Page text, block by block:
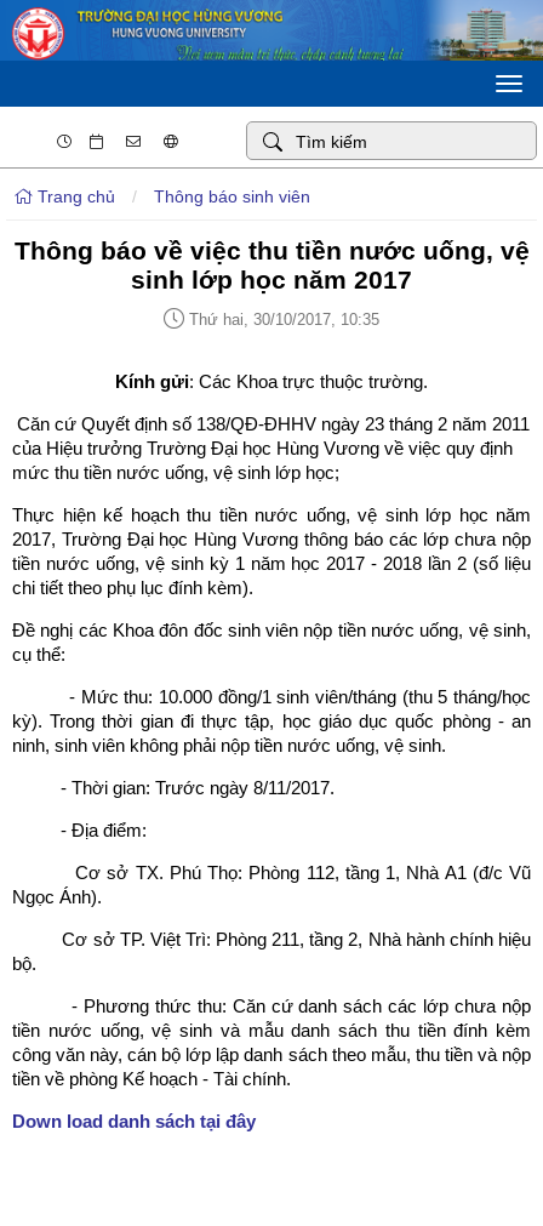
Trang chủ / Thông báo sinh viên
Thông báo về việc thu tiền nước uống, vệ
sinh lớp học năm 2017
Thứ hai, 30/10/2017, 10:35
Kính gửi: Các Khoa trực thuộc trường.
Căn cứ Quyết định số 138/QĐ-ĐHHV ngày 23 tháng 2 năm 2011
của Hiệu trưởng Trường Đại học Hùng Vương về việc quy định
mức thu tiền nước uống, vệ sinh lớp học;
Thực hiện kế hoạch thu tiền nước uống, vệ sinh lớp học năm
2017, Trường Đại học Hùng Vương thông báo các lớp chưa nộp
tiền nước uống, vệ sinh kỳ 1 năm học 2017 - 2018 lần 2 (số liệu
chi tiết theo phụ lục đính kèm).
Đề nghị các Khoa đôn đốc sinh viên nộp tiền nước uống, vệ sinh,
cụ thể:
- Mức thu: 10.000 đồng/1 sinh viên/tháng (thu 5 tháng/học
kỳ). Trong thời gian đi thực tập, học giáo dục quốc phòng - an
ninh, sinh viên không phải nộp tiền nước uống, vệ sinh.
- Thời gian: Trước ngày 8/11/2017.
- Địa điểm:
Cơ sở TX. Phú Thọ: Phòng 112, tầng 1, Nhà A1 (đ/c Vũ
Ngọc Ánh).
Cơ sở TP. Việt Trì: Phòng 211, tầng 2, Nhà hành chính hiệu
bộ.
- Phương thức thu: Căn cứ danh sách các lớp chưa nộp
tiền nước uống, vệ sinh và mẫu danh sách thu tiền đính kèm
công văn này, cán bộ lớp lập danh sách theo mẫu, thu tiền và nộp
tiền về phòng Kế hoạch - Tài chính.
Down load danh sách tại đây